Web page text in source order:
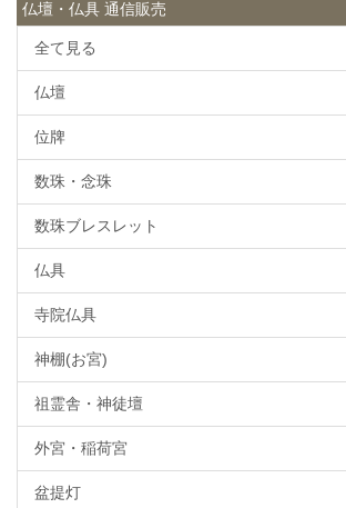
仏壇・仏具 通信販売
全て見る
仏壇
位牌
数珠・念珠
数珠ブレスレット
仏具
寺院仏具
神棚(お宮)
祖霊舎・神徒壇
外宮・稲荷宮
盆提灯